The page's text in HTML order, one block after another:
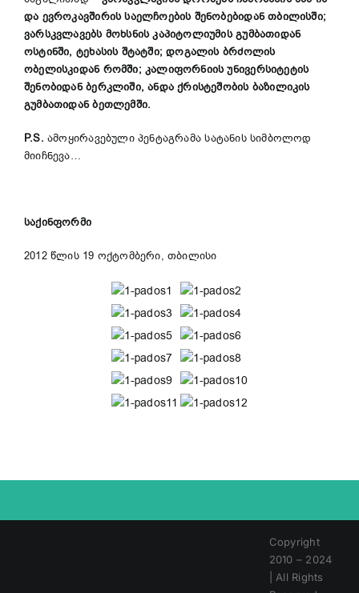
და ევროკავშირის საელჩოების შენობებიდან თბილისში;
ვარსკვლავებს მოხსნის კაპიტოლიუმის გუმბათიდან
ოსტინში, ტეხასის შტატში; დოგალის ბრძოლის
ობელისკიდან რომში; კალიფორნიის უნივერსიტეტის
შენობიდან ბერკლიში, ანდა ქრისტეშობის ბაზილიკის
გუმბათიდან ბეთლემში.
P.S. ამოყირავებული პენტაგრამა სატანის სიმბოლოდ
მიიჩნევა…
საქინფორმი
2012 წლის 19 ოქტომბერი, თბილისი
Copyright
2010 – 2024
| All Rights